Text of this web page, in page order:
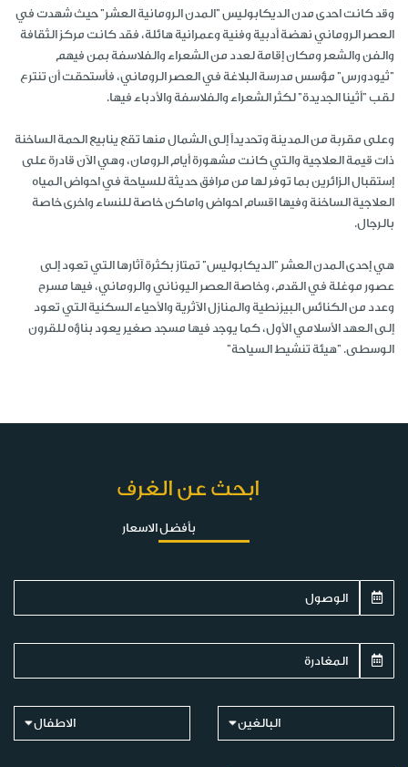
وقد كانت احدى مدن الديكابوليس "المدن الرومانية العشر" حيث شهدت في
العصر الروماني نهضة أدبية وفنية وعمرانية هائلة، فقد كانت مركز الثقافة
والفن والشعر ومكان إقامة لعدد من الشعراء والفلاسفة بمن فيهم
"ثيودورس" مؤسس مدرسة البلاغة في العصر الروماني، فأستحقت أن تنترع
لقب "أثينا الجديدة" لكثر الشعراء والفلاسفة والأدباء فيها.
وعلى مقربة من المدينة وتحديداً إلى الشمال منها تقع ينابيع الحمة الساخنة
ذات قيمة العلاجية والتي كانت مشهورة أيام الرومان، وهي الآن قادرة على
إستقبال الزائرين بما توفر لها من مرافق حديثة للسياحة في احواض المياه
العلاجية الساخنة وفيها اقسام احواض واماكن خاصة للنساء واخرى خاصة
بالرجال.
هي إحدى المدن العشر "الديكابوليس" تمتاز بكثرة آثارها التي تعود إلى
عصور موغلة في القدم، وخاصة العصر اليوناني والروماني، فيها مسرح
وعدد من الكنائس البيزنطية والمنازل الآثرية والأحياء السكنية التي تعود
إلى العهد الأسلامي الأول، كما يوجد فيها مسجد صغير يعود بناؤه للقرون
الوسطى. "هيئة تنشيط السياحة"
ابحث عن الغرف
بأفضل الاسعار
البالغين الاطفال